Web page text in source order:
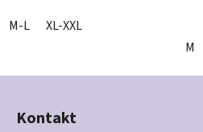
M-L XL-XXL
M
Z
Kontakt